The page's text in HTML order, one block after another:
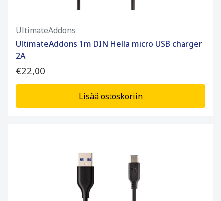
UltimateAddons
UltimateAddons 1m DIN Hella micro USB charger
2A
€22,00
Lisää ostoskoriin